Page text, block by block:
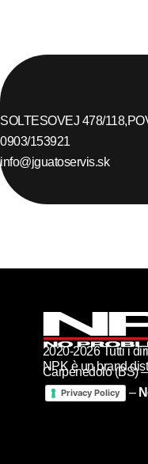
SOLTESOVEJ 478/118,
0903/153921
info@jguatoservis.sk
NPK è un brand
2020-2026 Tutti i
Carpenedolo (BS)
Privacy Policy –